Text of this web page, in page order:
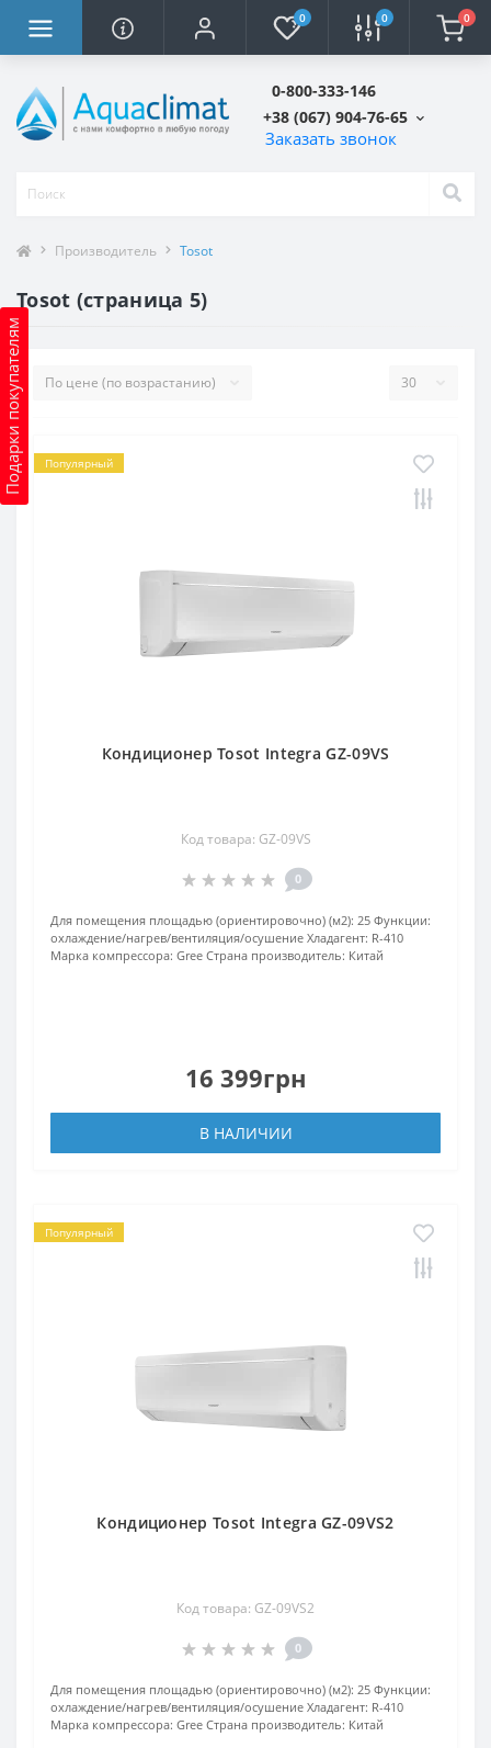
0 0 0
0-800-333-146
+38 (067) 904-76-65
Заказать звонок
Подарки покупателям
Производитель Tosot
Tosot (страница 5)
Популярный
Кондиционер Tosot Integra GZ-09VS
Код товара: GZ-09VS
0
Для помещения площадью (ориентировочно) (м2): 25 Функции:
охлаждение/нагрев/вентиляция/осушение Хладагент: R-410
Марка компрессора: Gree Страна производитель: Китай
16 399грн
В НАЛИЧИИ
Популярный
Кондиционер Tosot Integra GZ-09VS2
Код товара: GZ-09VS2
0
Для помещения площадью (ориентировочно) (м2): 25 Функции:
охлаждение/нагрев/вентиляция/осушение Хладагент: R-410
Марка компрессора: Gree Страна производитель: Китай